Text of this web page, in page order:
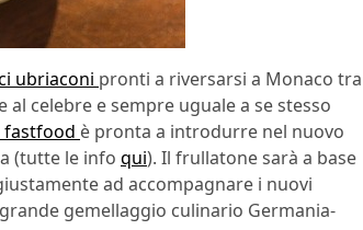
ubriaconi pronti a riversarsi a Monaco tra
celebre e sempre uguale a se stesso
fastfood è pronta a introdurre nel nuovo
(tutte le info qui). Il frullatone sarà a base
ad accompagnare i nuovi
gemellaggio culinario Germania-